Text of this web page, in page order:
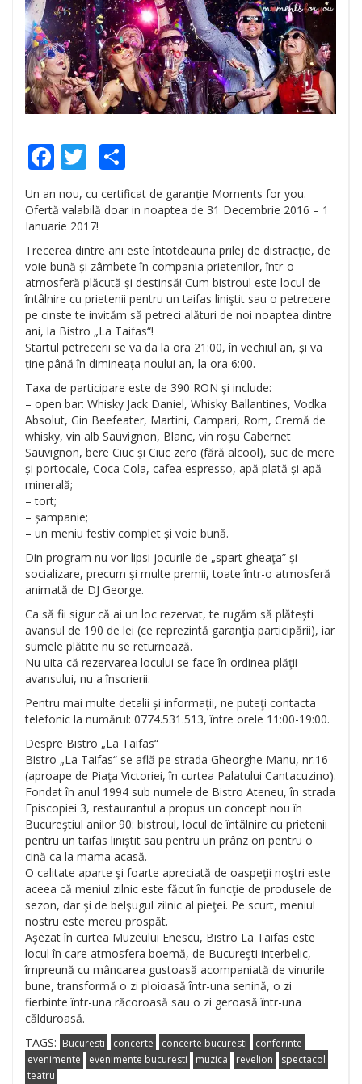
Facebook
Twitter
Un an nou, cu certificat de garanție Moments for you.
Ofertă valabilă doar in noaptea de 31 Decembrie 2016 – 1
Ianuarie 2017!
Trecerea dintre ani este întotdeauna prilej de distracție, de
voie bună și zâmbete în compania prietenilor, într-o
atmosferă plăcută și destinsă! Cum bistroul este locul de
întâlnire cu prietenii pentru un taifas liniştit sau o petrecere
pe cinste te invităm să petreci alături de noi noaptea dintre
ani, la Bistro „La Taifas“!
Startul petrecerii se va da la ora 21:00, în vechiul an, și va
ține până în dimineața noului an, la ora 6:00.
Taxa de participare este de 390 RON şi include:
– open bar: Whisky Jack Daniel, Whisky Ballantines, Vodka
Absolut, Gin Beefeater, Martini, Campari, Rom, Cremă de
whisky, vin alb Sauvignon, Blanc, vin roșu Cabernet
Sauvignon, bere Ciuc și Ciuc zero (fără alcool), suc de mere
și portocale, Coca Cola, cafea espresso, apă plată și apă
minerală;
– tort;
– șampanie;
– un meniu festiv complet și voie bună.
Din program nu vor lipsi jocurile de „spart gheaţa” și
socializare, precum și multe premii, toate într-o atmosferă
animată de DJ George.
Ca să fii sigur că ai un loc rezervat, te rugăm să plătești
avansul de 190 de lei (ce reprezintă garanţia participării), iar
sumele plătite nu se returnează.
Nu uita că rezervarea locului se face în ordinea plăţii
avansului, nu a înscrierii.
Pentru mai multe detalii și informații, ne puteţi contacta
telefonic la numărul: 0774.531.513, între orele 11:00-19:00.
Despre Bistro „La Taifas“
Bistro „La Taifas“ se află pe strada Gheorghe Manu, nr.16
(aproape de Piaţa Victoriei, în curtea Palatului Cantacuzino).
Fondat în anul 1994 sub numele de Bistro Ateneu, în strada
Episcopiei 3, restaurantul a propus un concept nou în
Bucureştiul anilor 90: bistroul, locul de întâlnire cu prietenii
pentru un taifas liniştit sau pentru un prânz ori pentru o
cină ca la mama acasă.
O calitate aparte şi foarte apreciată de oaspeţii noştri este
aceea că meniul zilnic este făcut în funcţie de produsele de
sezon, dar şi de belşugul zilnic al pieţei. Pe scurt, meniul
nostru este mereu prospăt.
Aşezat în curtea Muzeului Enescu, Bistro La Taifas este
locul în care atmosfera boemă, de Bucureşti interbelic,
împreună cu mâncarea gustoasă acompaniată de vinurile
bune, transformă o zi ploioasă într-una senină, o zi
fierbinte într-una răcoroasă sau o zi geroasă într-una
călduroasă.
TAGS: Bucuresti concerte concerte bucuresti
conferinte
evenimente
evenimente bucuresti muzica revelion
spectacol
teatru